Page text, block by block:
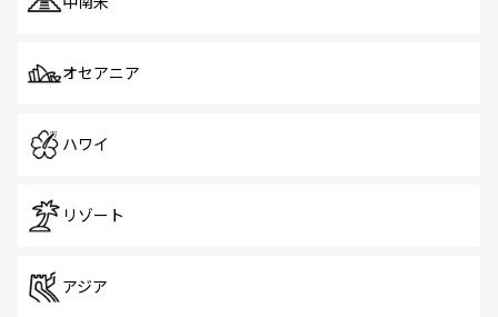
オセアニア
ハワイ
リゾート
アジア